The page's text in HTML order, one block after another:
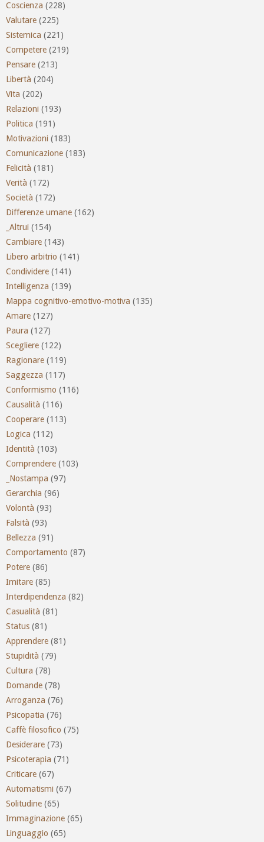
Coscienza (228)
Valutare (225)
Sistemica (221)
Competere (219)
Pensare (213)
Libertà (204)
Vita (202)
Relazioni (193)
Politica (191)
Motivazioni (183)
Comunicazione (183)
Felicità (181)
Verità (172)
Società (172)
Differenze umane (162)
_Altrui (154)
Cambiare (143)
Libero arbitrio (141)
Condividere (141)
Intelligenza (139)
Mappa cognitivo-emotivo-motiva (135)
Amare (127)
Paura (127)
Scegliere (122)
Ragionare (119)
Saggezza (117)
Conformismo (116)
Causalità (116)
Cooperare (113)
Logica (112)
Identità (103)
Comprendere (103)
_Nostampa (97)
Gerarchia (96)
Volontà (93)
Falsità (93)
Bellezza (91)
Comportamento (87)
Potere (86)
Imitare (85)
Interdipendenza (82)
Casualità (81)
Status (81)
Apprendere (81)
Stupidità (79)
Cultura (78)
Domande (78)
Arroganza (76)
Psicopatia (76)
Caffè filosofico (75)
Desiderare (73)
Psicoterapia (71)
Criticare (67)
Automatismi (67)
Solitudine (65)
Immaginazione (65)
Linguaggio (65)